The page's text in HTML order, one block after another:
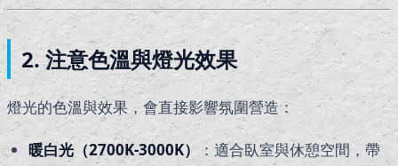
2. 注意色溫與燈光效果
燈光的色溫與效果，會直接影響氛圍營造：
暖白光（2700K-3000K） ：適合臥室與休憩空間，帶